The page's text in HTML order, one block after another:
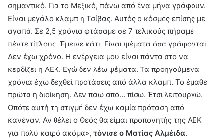
σημαντικό. Για το Μεξικό, πάνω από ένα μήνα γράφουν.
Είναι μεγάλο κλαμπ η Τσίβας. Αυτός ο κόσμος επίσης με
αγαπά. Σε 2,5 χρόνια φτάσαμε σε 7 τελικούς πήραμε
πέντε τίτλους. Έμεινε κάτι. Είναι ψέματα όσα γράφονται.
Δεν έχω χρόνο. Η ενέργεια μου είναι πάντα στο να
κερδίζει η ΑΕΚ. Εγώ δεν λέω ψέματα. Τα προηγούμενα
χρόνια έχω δεχθεί προτάσεις από άλλα κλαμπ. Το έμαθε
πρώτα η διοίκηση. Δεν πάω από… πίσω. Έτσι λειτουργώ.
Οπότε αυτή τη στιγμή δεν έχω καμία πρόταση από
κανέναν. Αν θέλει ο Θεός θα είμαι προπονητής της ΑΕΚ
για πολύ καιρό ακόμα», τόνισε ο Ματίας Αλμέιδα.